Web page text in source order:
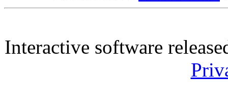
Interactive software